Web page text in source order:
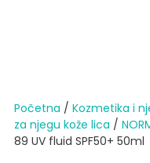
Početna / Kozmetika i
za njegu kože lica /
89 UV fluid SPF50+ 50ml